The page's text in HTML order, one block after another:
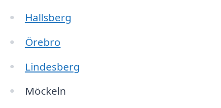
Hallsberg
Örebro
Lindesberg
Möckeln